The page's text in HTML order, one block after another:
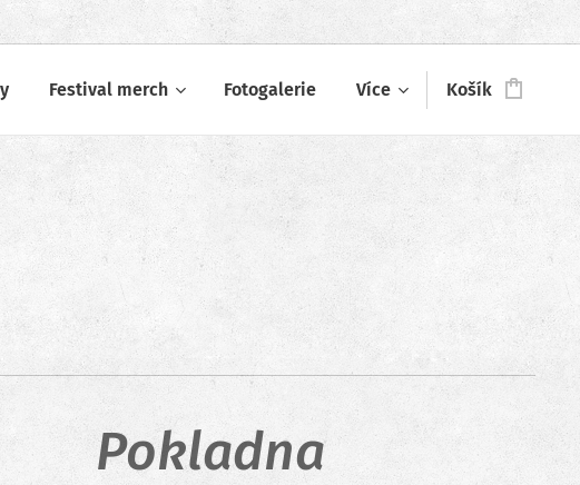
Festival merch Fotogalerie Více Košík
Pokladna